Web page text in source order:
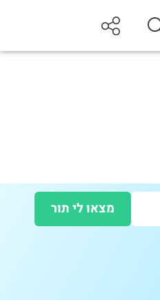
מצאו לי תור